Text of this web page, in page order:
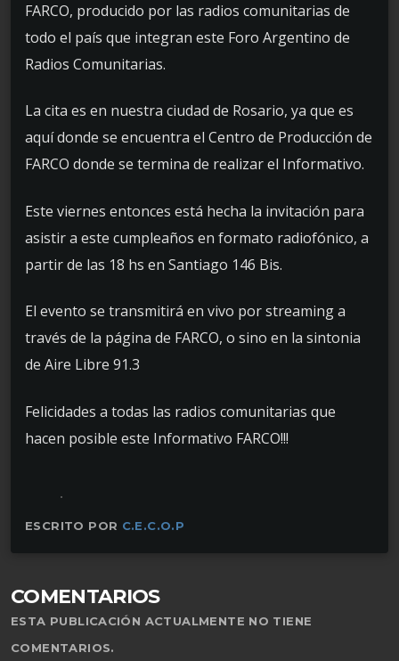
FARCO, producido por las radios comunitarias de
todo el país que integran este Foro Argentino de
Radios Comunitarias.
La cita es en nuestra ciudad de Rosario, ya que es
aquí donde se encuentra el Centro de Producción de
FARCO donde se termina de realizar el Informativo.
Este viernes entonces está hecha la invitación para
asistir a este cumpleaños en formato radiofónico, a
partir de las 18 hs en Santiago 146 Bis.
El evento se transmitirá en vivo por streaming a
través de la página de FARCO, o sino en la sintonia
de Aire Libre 91.3
Felicidades a todas las radios comunitarias que
hacen posible este Informativo FARCO!!!
ESCRITO POR C.E.C.O.P
COMENTARIOS
ESTA PUBLICACIÓN ACTUALMENTE NO TIENE
COMENTARIOS.